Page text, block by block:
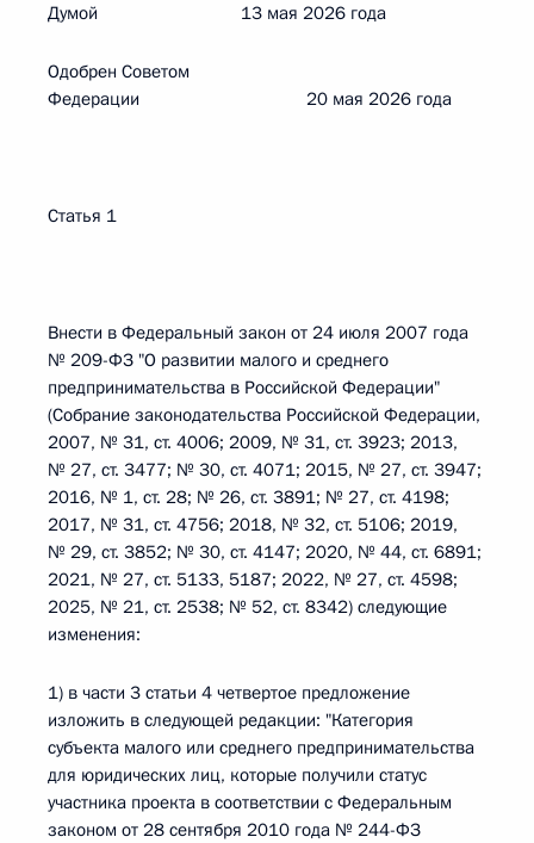
Думой 13 мая 2026 года
Одобрен Советом
Федерации 20 мая 2026 года
Статья 1
Внести в Федеральный закон от 24 июля 2007 года
№ 209-ФЗ "О развитии малого и среднего
предпринимательства в Российской Федерации"
(Собрание законодательства Российской Федерации,
2007, № 31, ст. 4006; 2009, № 31, ст. 3923; 2013,
№ 27, ст. 3477; № 30, ст. 4071; 2015, № 27, ст. 3947;
2016, № 1, ст. 28; № 26, ст. 3891; № 27, ст. 4198;
2017, № 31, ст. 4756; 2018, № 32, ст. 5106; 2019,
№ 29, ст. 3852; № 30, ст. 4147; 2020, № 44, ст. 6891;
2021, № 27, ст. 5133, 5187; 2022, № 27, ст. 4598;
2025, № 21, ст. 2538; № 52, ст. 8342) следующие
изменения:
1) в части 3 статьи 4 четвертое предложение
изложить в следующей редакции: "Категория
субъекта малого или среднего предпринимательства
для юридических лиц, которые получили статус
участника проекта в соответствии с Федеральным
законом от 28 сентября 2010 года № 244-ФЗ